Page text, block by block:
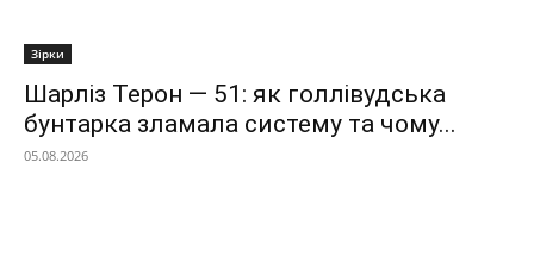
Зірки
Шарліз Терон — 51: як голлівудська
бунтарка зламала систему та чому...
05.08.2026